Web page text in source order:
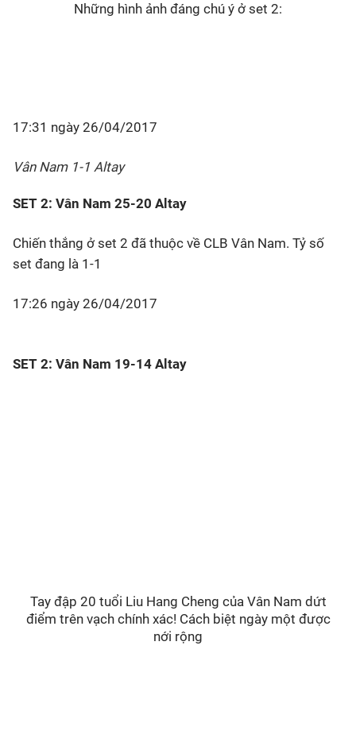
Những hình ảnh đáng chú ý ở set 2:
17:31 ngày 26/04/2017
Vân Nam 1-1 Altay
SET 2: Vân Nam 25-20 Altay
Chiến thắng ở set 2 đã thuộc về CLB Vân Nam. Tỷ số
set đang là 1-1
17:26 ngày 26/04/2017
SET 2: Vân Nam 19-14 Altay
Tay đập 20 tuổi Liu Hang Cheng của Vân Nam dứt
điểm trên vạch chính xác! Cách biệt ngày một được
nới rộng